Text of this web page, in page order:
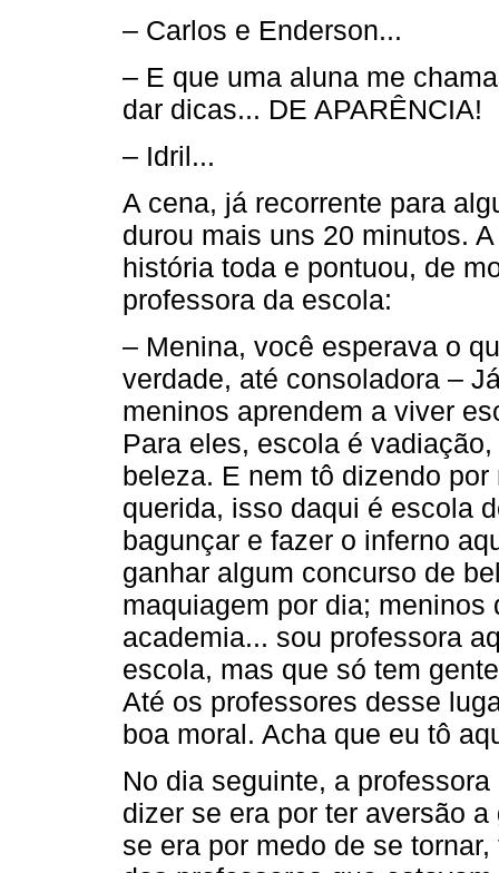
– Carlos e Enderson...
– E que uma aluna me
dar dicas... DE APARÊNCIA!
– Idril...
A cena, já recorrente para
durou mais uns 20 minutos.
história toda e pontuou, de
professora da escola:
– Menina, você esperava o
verdade, até consoladora –
meninos aprendem a viver
Para eles, escola é
beleza. E nem tô dizendo
querida, isso daqui é escola
bagunçar e fazer o inferno
ganhar algum concurso de
maquiagem por dia;
academia... sou professora
escola, mas que só tem
Até os professores desse
boa moral. Acha que eu tô
No dia seguinte, a
dizer se era por ter aversão
se era por medo de se